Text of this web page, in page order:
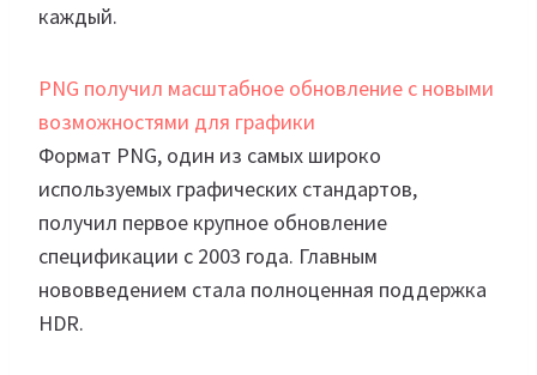
каждый.
PNG получил масштабное обновление с новыми
возможностями для графики
Формат PNG, один из самых широко
используемых графических стандартов,
получил первое крупное обновление
спецификации с 2003 года. Главным
нововведением стала полноценная поддержка
HDR.